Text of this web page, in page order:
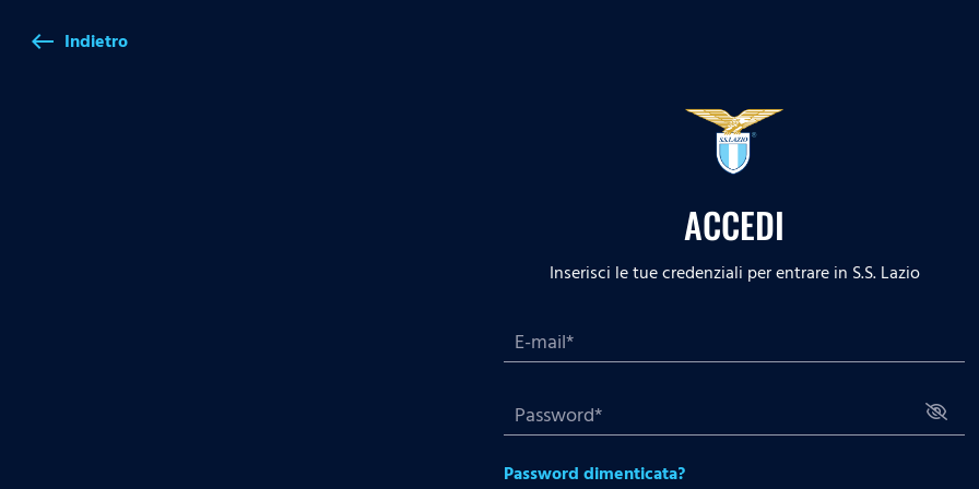
west Indietro
ACCEDI
Inserisci le tue credenziali per entrare in S.S. Lazio
Password dimenticata?